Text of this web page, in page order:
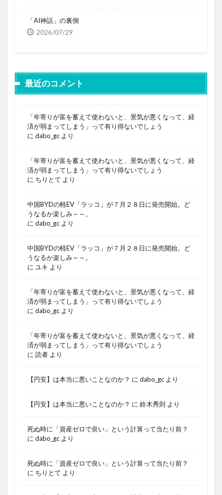
「AI神話」の裏側
2026/07/29
最近のコメント
「年寄りが富を蓄えて使わないと、景気が悪くなって、経
済が弱まってしまう」って有り得ないでしょう
に dabo_gc より
「年寄りが富を蓄えて使わないと、景気が悪くなって、経
済が弱まってしまう」って有り得ないでしょう
に ちりとて より
中国BYDの軽EV「ラッコ」が７月２８日に発売開始。ど
うなるか楽しみ～～。
に dabo_gc より
中国BYDの軽EV「ラッコ」が７月２８日に発売開始。ど
うなるか楽しみ～～。
に ユキ より
「年寄りが富を蓄えて使わないと、景気が悪くなって、経
済が弱まってしまう」って有り得ないでしょう
に dabo_gc より
「年寄りが富を蓄えて使わないと、景気が悪くなって、経
済が弱まってしまう」って有り得ないでしょう
に 読者 より
【円安】は本当に悪いことなのか？ に dabo_gc より
【円安】は本当に悪いことなのか？ に 鈴木秀則 より
死ぬ時に「資産ゼロで良い」という計算って当たり前？
に dabo_gc より
死ぬ時に「資産ゼロで良い」という計算って当たり前？
に ちりとて より